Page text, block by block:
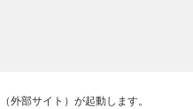
外部サイト）が起動します。